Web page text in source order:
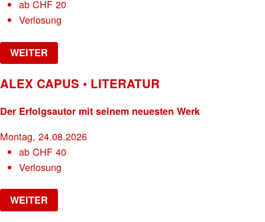
abCHF 20
Verlosung
WEITER
ALEX CAPUS • LITERATUR
Der Erfolgsautor mit seinem neuesten Werk
Montag, 24.08.2026
abCHF 40
Verlosung
WEITER